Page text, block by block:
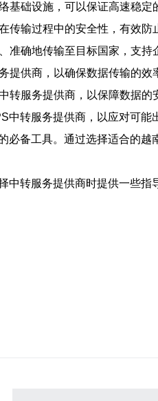
础设施，可以保证高速稳定
输过程中的安全性，有效防
确地传输至目标国家，支持
提供商，以确保数据传输的效
服务提供商，以保障数据的
转服务提供商，以应对可能
备工具。通过选择适合的
转服务提供商时提供一些指